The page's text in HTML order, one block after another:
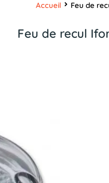
Feu de recul
Accueil Feu de